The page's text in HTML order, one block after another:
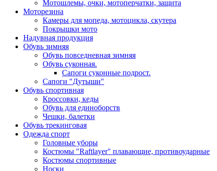
Мотошлемы, очки, мотоперчатки, защита
Моторезина
Камеры для мопеда, мотоцикла, скутера
Покрышки мото
Надувная продукция
Обувь зимняя
Обувь повседневная зимняя
Обувь суконная.
Сапоги суконные подрост.
Сапоги "Дутыши"
Обувь спортивная
Кроссовки, кеды
Обувь для единоборств
Чешки, балетки
Обувь трекинговая
Одежда спорт
Головные уборы
Костюмы "Raftlayer" плавающие, противоударные
Костюмы спортивные
Носки